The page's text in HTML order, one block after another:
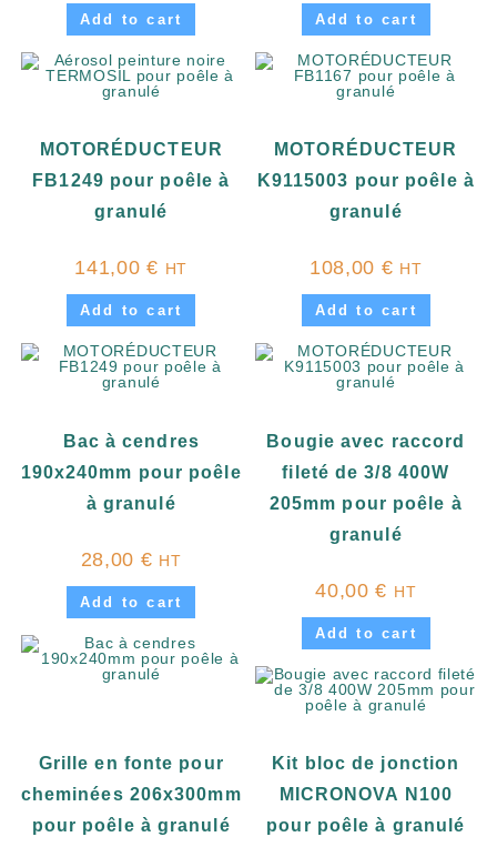
Add to cart Add to cart
MOTORÉDUCTEUR
FB1249 pour poêle à
granulé
141,00€ HT
Add to cart
MOTORÉDUCTEUR
K9115003 pour poêle à
granulé
108,00 € HT
Add to cart
Bac à cendres
190x240mm pour poêle
à granulé
28,00 € HT
Add to cart
Bougie avec raccord
fileté de 3/8 400W
205mm pour poêle à
granulé
40,00€ HT
Add to cart
Grille en fonte pour
cheminées 206x300mm
pour poêle à granulé
Kit bloc de jonction
MICRONOVA N100
pour poêle à granulé